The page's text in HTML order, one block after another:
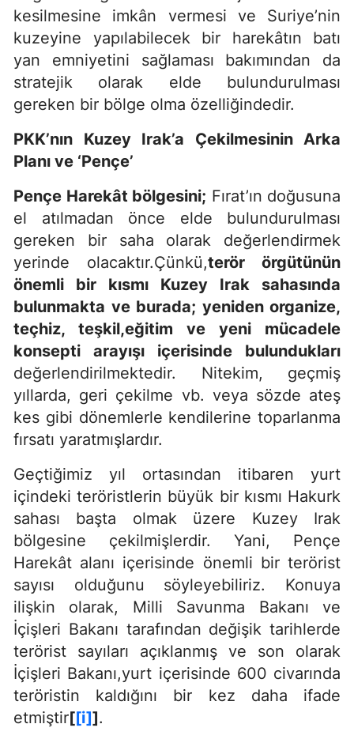
kesilmesine imkân vermesi ve Suriye’nin
kuzeyine yapılabilecek bir harekâtın batı
yan emniyetini sağlaması bakımından da
stratejik olarak elde bulundurulması
gereken bir bölge olma özelliğindedir.
PKK’nın Kuzey Irak’a Çekilmesinin Arka
Planı ve ‘Pençe’
Pençe Harekât bölgesini; Fırat’ın doğusuna
el atılmadan önce elde bulundurulması
gereken bir saha olarak değerlendirmek
yerinde olacaktır.Çünkü,terör örgütünün
önemli bir kısmı Kuzey Irak sahasında
bulunmakta ve burada; yeniden organize,
teçhiz, teşkil,eğitim ve yeni mücadele
konsepti arayışı içerisinde bulundukları
değerlendirilmektedir. Nitekim, geçmiş
yıllarda, geri çekilme vb. veya sözde ateş
kes gibi dönemlerle kendilerine toparlanma
fırsatı yaratmışlardır.
Geçtiğimiz yıl ortasından itibaren yurt
içindeki teröristlerin büyük bir kısmı Hakurk
sahası başta olmak üzere Kuzey Irak
bölgesine çekilmişlerdir. Yani, Pençe
Harekât alanı içerisinde önemli bir terörist
sayısı olduğunu söyleyebiliriz. Konuya
ilişkin olarak, Milli Savunma Bakanı ve
İçişleri Bakanı tarafından değişik tarihlerde
terörist sayıları açıklanmış ve son olarak
İçişleri Bakanı,yurt içerisinde 600 civarında
teröristin kaldığını bir kez daha ifade
etmiştir[[i]].